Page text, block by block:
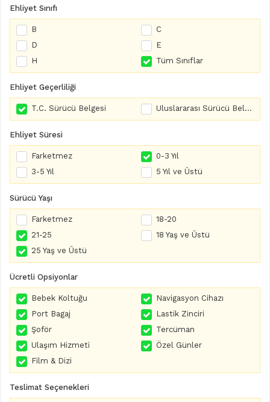
Ehliyet Sınıfı
B
C
D
E
H
Tüm Sınıflar
Ehliyet Geçerliliği
T.C. Sürücü Belgesi Uluslararası Sürücü Belgesi
Ehliyet Süresi
Farketmez
0-3 Yıl
3-5 Yıl
5 Yıl ve Üstü
Sürücü Yaşı
Farketmez
18-20
21-25
18 Yaş ve Üstü
25 Yaş ve Üstü
Ücretli Opsiyonlar
Bebek Koltuğu
Navigasyon Cihazı
Port Bagaj
Lastik Zinciri
Şoför
Tercüman
Ulaşım Hizmeti
Özel Günler
Film & Dizi
Teslimat Seçenekleri